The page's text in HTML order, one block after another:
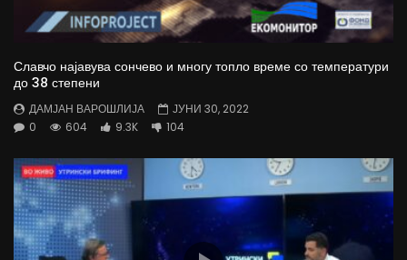
Славчо најавува сончево и многу топло време со температури
до 38 степени
ДАМЈАН ВАРОШЛИЈА
ЈУНИ 30, 2022
0
604 9.3K 104